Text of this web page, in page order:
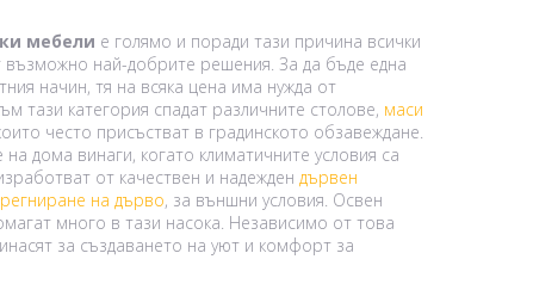
мебели е голямо и поради тази причина всички
възможно най-добрите решения. За да бъде една
начин, тя на всяка цена има нужда от
тази категория спадат различните столове, маси
често присъстват в градинското обзавеждане.
дома винаги, когато климатичните условия са
от качествен и надежден дървен
на дърво, за външни условия. Освен
много в тази насока. Независимо от това
за създаването на уют и комфорт за